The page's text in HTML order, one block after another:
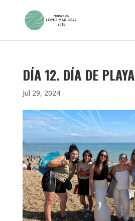
DÍA 12. DÍA DE PLAYA
Jul 29, 2024